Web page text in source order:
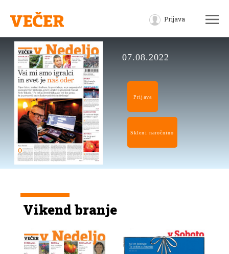
Prijava
07.08.2022
Prijava
Skleni naročnino
Vikend branje